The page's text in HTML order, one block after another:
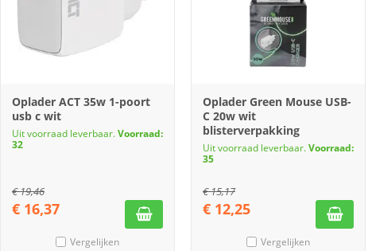
Oplader ACT 35w 1-poort
usb c wit
Uit voorraad leverbaar.Voorraad:
32
€19,46
€ 16,37
Vergelijken
Oplader Green Mouse USB-
C 20w wit
blisterverpakking
Uit voorraad leverbaar.Voorraad:
35
€15,17
€ 12,25
Vergelijken